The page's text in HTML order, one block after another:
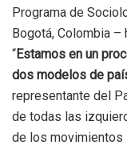
Programa de
Bogotá, Colombia –
“Estamos en un
dos modelos de
representante del
de todas las
de los movimientos